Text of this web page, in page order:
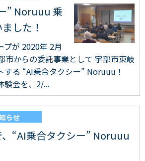
” Noruuu 乗
した！
プが 2020年 2月
市からの委託事業として 宇部市東岐
する “AI乗合タクシー” Noruuu！
験会を、2/...
らせ
“AI乗合タクシー” Noruuu